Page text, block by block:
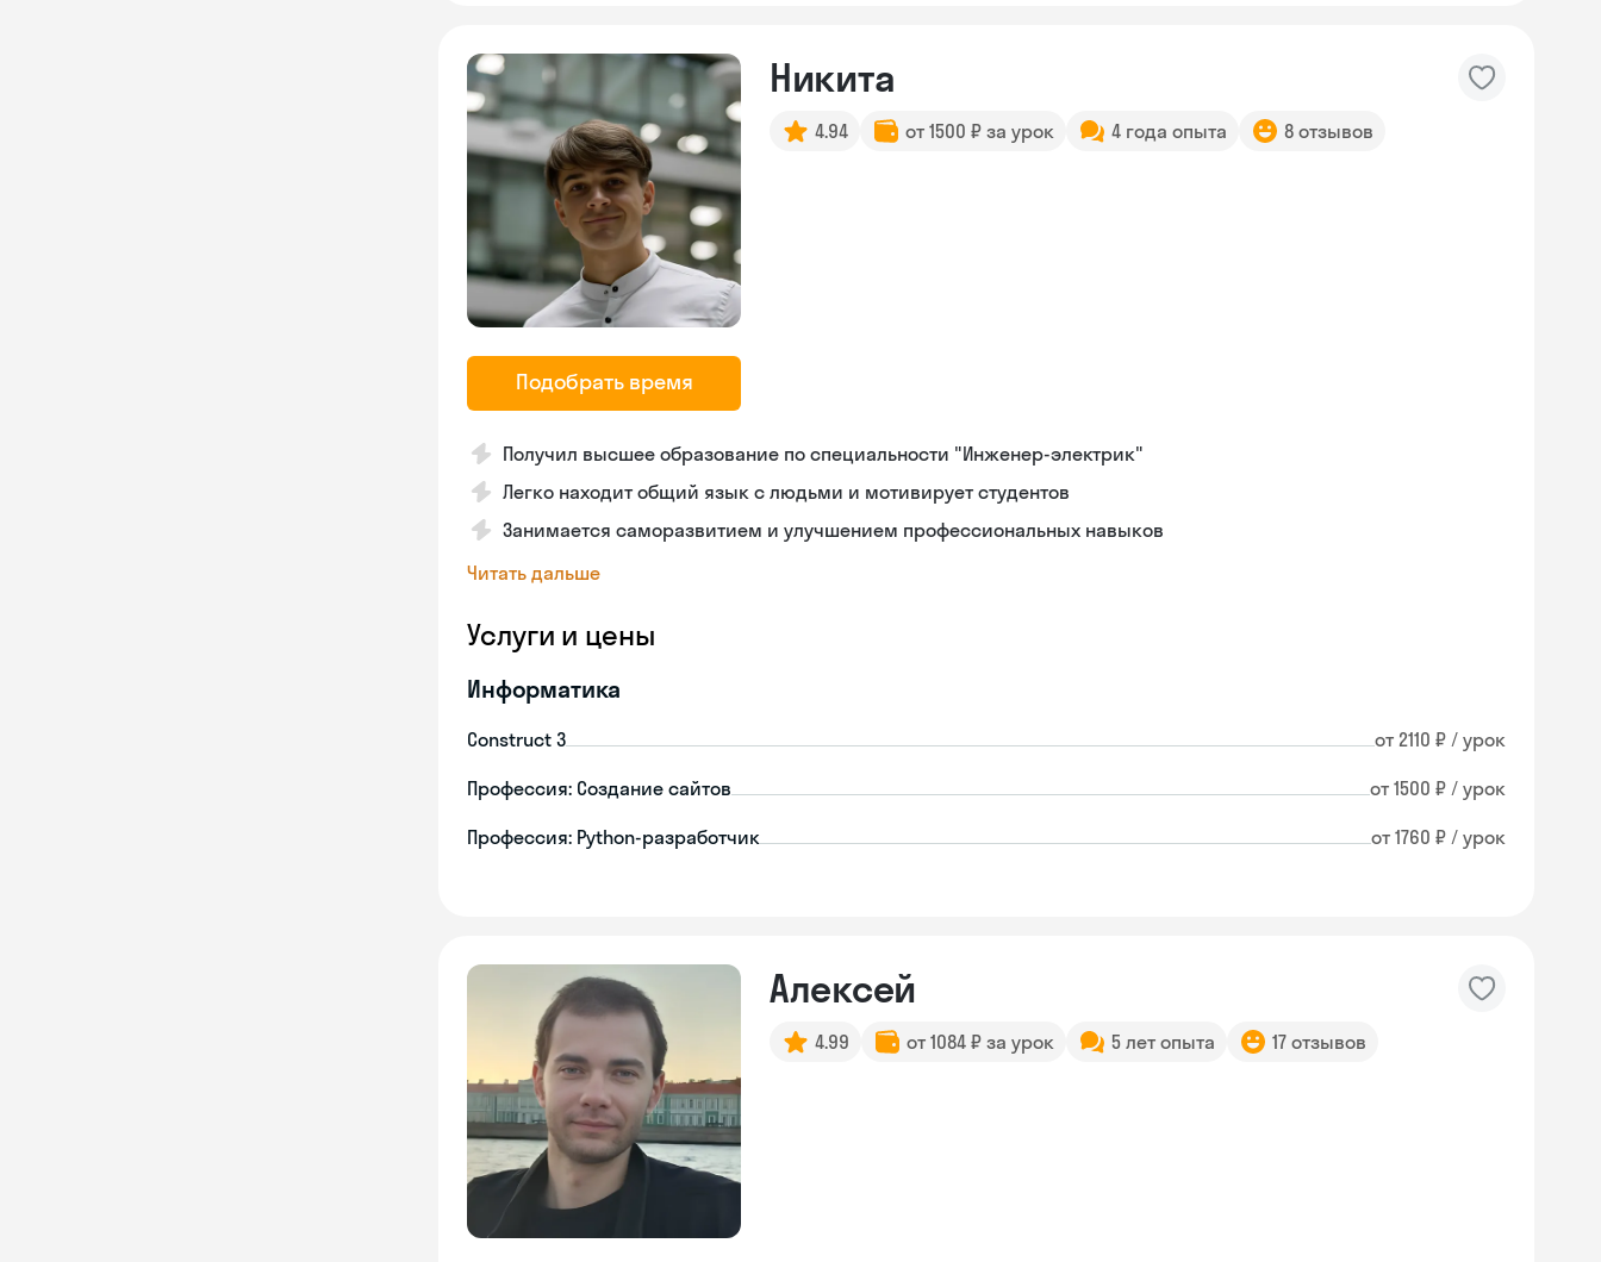
Подобрать время
Никита
4.94 от 1500 ₽ за урок 4 года опыта 8 отзывов
Получил высшее образование по специальности "Инженер-электрик"
Легко находит общий язык с людьми и мотивирует студентов
Занимается саморазвитием и улучшением профессиональных навыков
Читать дальше
Услуги и цены
Информатика
Construct 3 от 2110 ₽ / урок
Профессия: Создание сайтов от 1500 ₽ / урок
Профессия: Python-разработчик от 1760 ₽ / урок
Алексей
4.99 от 1084 ₽ за урок 5 лет опыта 17 отзывов